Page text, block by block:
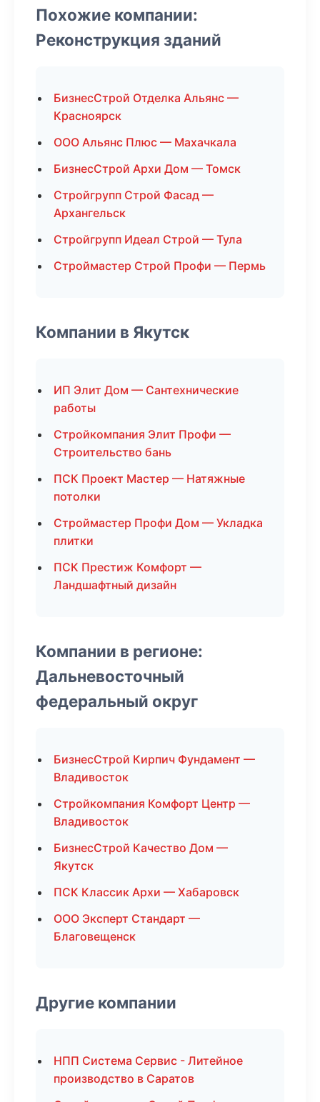
Похожие компании:
Реконструкция зданий
БизнесСтрой Отделка Альянс —
Красноярск
ООО Альянс Плюс — Махачкала
БизнесСтрой Архи Дом — Томск
Стройгрупп Строй Фасад —
Архангельск
Стройгрупп Идеал Строй — Тула
Строймастер Строй Профи — Пермь
Компании в Якутск
ИП Элит Дом — Сантехнические
работы
Стройкомпания Элит Профи —
Строительство бань
ПСК Проект Мастер — Натяжные
потолки
Строймастер Профи Дом — Укладка
плитки
ПСК Престиж Комфорт —
Ландшафтный дизайн
Компании в регионе:
Дальневосточный
федеральный округ
БизнесСтрой Кирпич Фундамент —
Владивосток
Стройкомпания Комфорт Центр —
Владивосток
БизнесСтрой Качество Дом —
Якутск
ПСК Классик Архи — Хабаровск
ООО Эксперт Стандарт —
Благовещенск
Другие компании
НПП Система Сервис - Литейное
производство в Саратов